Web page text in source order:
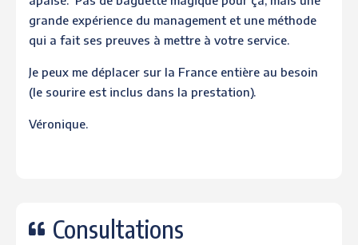
grande expérience du management et une méthode
qui a fait ses preuves à mettre à votre service.
Je peux me déplacer sur la France entière au besoin
(le sourire est inclus dans la prestation).
Véronique.
Consultations